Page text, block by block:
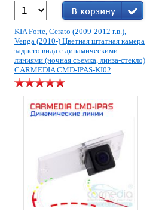
KIA Forte, Cerato (2009-2012 г.в.),
Venga (2010-) Цветная штатная камера
заднего вида с динамическими
линиями (ночная съемка, линза-стекло)
CARMEDIA CMD-IPAS-KI02